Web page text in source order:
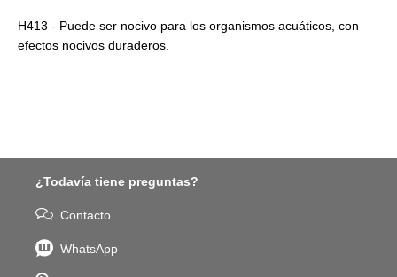
H413 - Puede ser nocivo para los organismos acuáticos, con
efectos nocivos duraderos.
¿Todavía tiene preguntas?
Contacto
WhatsApp